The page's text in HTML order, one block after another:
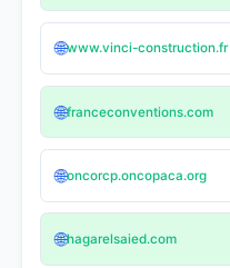
🌐www.vinci-construction.fr
🌐franceconventions.com
🌐oncorcp.oncopaca.org
🌐hagarelsaied.com